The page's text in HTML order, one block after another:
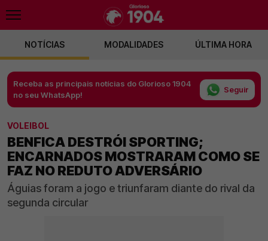
NOTÍCIAS MODALIDADES ÚLTIMA HORA
Receba as principais notícias do Glorioso 1904
no seu WhatsApp!
Seguir
VOLEIBOL
BENFICA DESTRÓI SPORTING;
ENCARNADOS MOSTRARAM COMO SE
FAZ NO REDUTO ADVERSÁRIO
Águias foram a jogo e triunfaram diante do rival da
segunda circular